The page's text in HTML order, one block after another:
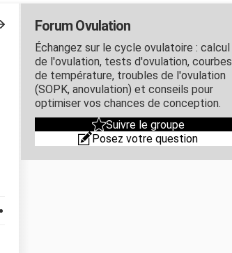
Forum Ovulation
Échangez sur le cycle ovulatoire : calcul
de l'ovulation, tests d'ovulation, courbes
de température, troubles de l'ovulation
(SOPK, anovulation) et conseils pour
optimiser vos chances de conception.
Suivre le groupe
Posez votre question